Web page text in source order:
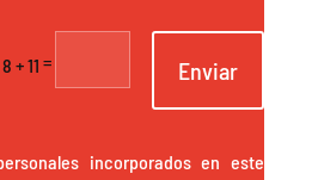
8 + 11 = Enviar
incorporados en este